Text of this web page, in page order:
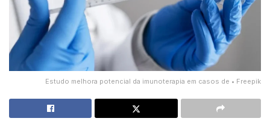
Estudo melhora potencial da imunoterapia em casos de • Freepik